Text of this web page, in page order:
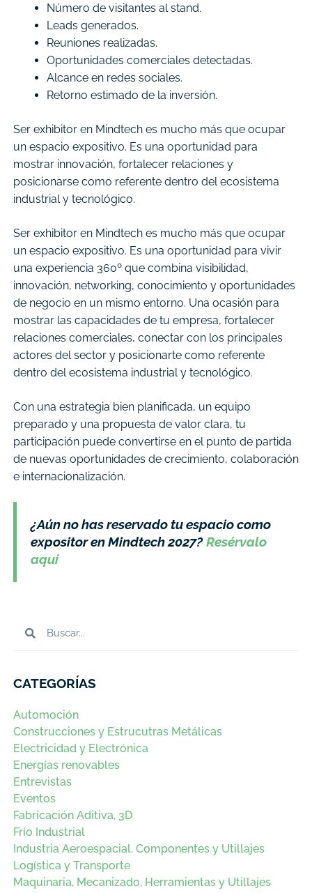
Número de visitantes al stand.
Leads generados.
Reuniones realizadas.
Oportunidades comerciales detectadas.
Alcance en redes sociales.
Retorno estimado de la inversión.
Ser exhibitor en Mindtech es mucho más que ocupar
un espacio expositivo. Es una oportunidad para
mostrar innovación, fortalecer relaciones y
posicionarse como referente dentro del ecosistema
industrial y tecnológico.
Ser exhibitor en Mindtech es mucho más que ocupar
un espacio expositivo. Es una oportunidad para vivir
una experiencia 360º que combina visibilidad,
innovación, networking, conocimiento y oportunidades
de negocio en un mismo entorno. Una ocasión para
mostrar las capacidades de tu empresa, fortalecer
relaciones comerciales, conectar con los principales
actores del sector y posicionarte como referente
dentro del ecosistema industrial y tecnológico.
Con una estrategia bien planificada, un equipo
preparado y una propuesta de valor clara, tu
participación puede convertirse en el punto de partida
de nuevas oportunidades de crecimiento, colaboración
e internacionalización.
¿Aún no has reservado tu espacio como
expositor en Mindtech 2027? Resérvalo
aquí
CATEGORÍAS
Automoción
Construcciones y Estrucutras Metálicas
Electricidad y Electrónica
Energías renovables
Entrevistas
Eventos
Fabricación Aditiva, 3D
Frío Industrial
Industria Aeroespacial. Componentes y Utillajes
Logística y Transporte
Maquinaria, Mecanizado, Herramientas y Utillajes